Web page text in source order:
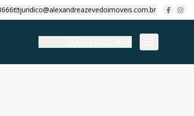
juridico@alexandreazevedoimoveis.com.br